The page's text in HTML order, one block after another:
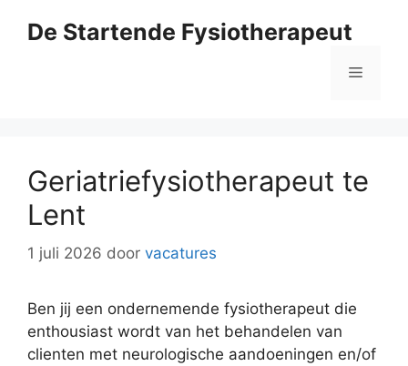
De Startende Fysiotherapeut
Menu
Geriatriefysiotherapeut te
Lent
1 juli 2026 door vacatures
Ben jij een ondernemende fysiotherapeut die
enthousiast wordt van het behandelen van
clienten met neurologische aandoeningen en/of